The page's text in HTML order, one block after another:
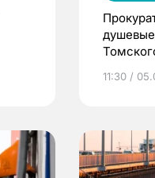
11:30 /